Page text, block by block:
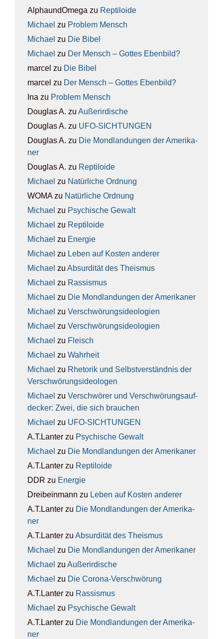
AlphaundOmega zu Rep­ti­lo­ide
Michael zu Pro­blem Mensch
Michael zu Die Bibel
Michael zu Der Mensch – Got­tes Eben­bild?
marcel zu Die Bibel
marcel zu Der Mensch – Got­tes Eben­bild?
Ina zu Pro­blem Mensch
Douglas A. zu Außer­ir­di­sche
Douglas A. zu UFO-SICH­TUN­GEN
Douglas A. zu Die Mond­lan­dun­gen der Ame­ri­ka­
ner
Douglas A. zu Rep­ti­lo­ide
Michael zu Natür­li­che Ord­nung
WOMAzu Natür­li­che Ord­nung
Michael zu Psy­chi­sche Gewalt
Michael zu Rep­ti­lo­ide
Michael zu Ener­gie
Michael zu Leben auf Kos­ten ande­rer
Michael zu Absur­di­tät des The­is­mus
Michael zu Ras­sis­mus
Michael zu Die Mond­lan­dun­gen der Ame­ri­ka­ner
Michael zu Ver­schwö­rungs­ideo­lo­gien
Michael zu Ver­schwö­rungs­ideo­lo­gien
Michael zu Fleisch
Michael zu Wahr­heit
Michael zu Rhe­to­rik und Selbst­ver­ständ­nis der
Ver­schwö­rungs­ideo­lo­gen
Michael zu Ver­schwö­rer und Ver­schwö­rungs­auf­
de­cker: Zwei, die sich brau­chen
Michael zu UFO-SICH­TUN­GEN
A.T.Lanter zu Psy­chi­sche Gewalt
Michael zu Die Mond­lan­dun­gen der Ame­ri­ka­ner
A.T.Lanter zu Rep­ti­lo­ide
DDR zu Ener­gie
Dreibeinmann zu Leben auf Kos­ten ande­rer
A.T.Lanter zu Die Mond­lan­dun­gen der Ame­ri­ka­
ner
A.T.Lanter zu Absur­di­tät des The­is­mus
Michael zu Die Mond­lan­dun­gen der Ame­ri­ka­ner
Michael zu Außer­ir­di­sche
Michael zu Die Coro­na-Ver­schwö­rung
A.T.Lanter zu Ras­sis­mus
Michael zu Psy­chi­sche Gewalt
A.T.Lanter zu Die Mond­lan­dun­gen der Ame­ri­ka­
ner